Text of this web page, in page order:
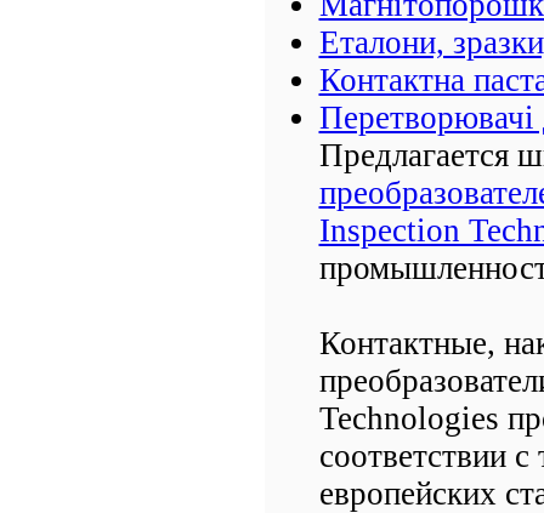
Еталони,
Контактна
Перетворювачі
Предлагается
Inspection
Контактные,
Technologies
соответствии
европейских